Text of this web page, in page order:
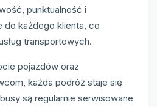
punktualność i
do każdego klienta, co
transportowych.
pojazdów oraz
każda podróż staje się
są regularnie serwisowane